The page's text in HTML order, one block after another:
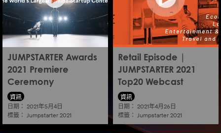
JUMPSTARTER Awards
2021 Premiere
Ceremony
資訊
日期： 2021年5月4日
標籤： Jumpstarter 2021
Retail Episode |
JUMPSTARTER 2021
Top20 Webcast
資訊
日期： 2021年4月26日
標籤： Jumpstarter 2021